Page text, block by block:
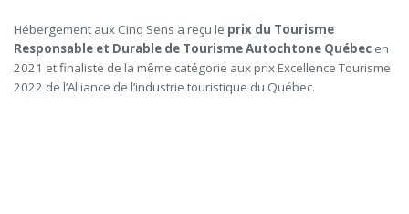
Hébergement aux Cinq Sens a reçu le prix du Tourisme
Responsable et Durable de Tourisme Autochtone Québec en
2021 et finaliste de la même catégorie aux prix Excellence Tourisme
2022 de l’Alliance de l’industrie touristique du Québec.